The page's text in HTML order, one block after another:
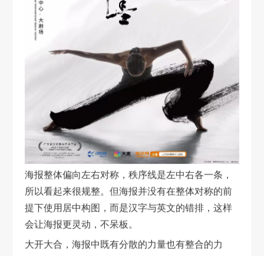
海报整体偏向左右对称，秩序线是左中右各一条，
所以看起来很规整。但海报并没有在整体对称的前
提下使用居中构图，而是汉字与英文的错排，这样
会让海报更灵动，不呆板。
大开大合，海报中既有分散的力量也有整合的力